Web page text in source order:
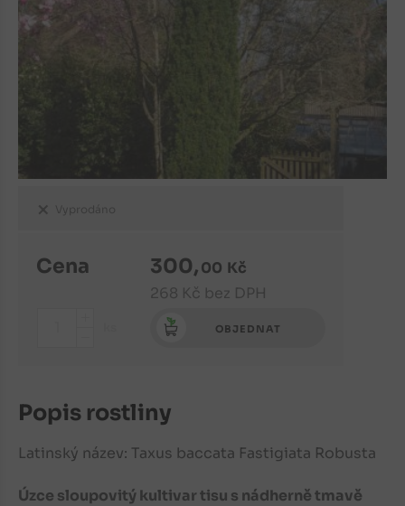
Vyprodáno
Cena 300,00 Kč
268 Kč bez DPH
OBJEDNAT
Popis rostliny
Latinský název: Taxus baccata Fastigiata Robusta
Úzce sloupovitý kultivar tisu s nádherně tmavě